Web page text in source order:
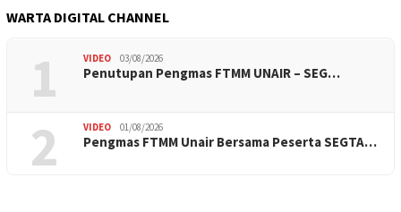
WARTA DIGITAL CHANNEL
1 VIDEO 03/08/2026
Penutupan Pengmas FTMM UNAIR – SEG…
2 VIDEO 01/08/2026
Pengmas FTMM Unair Bersama Peserta SEGTA…